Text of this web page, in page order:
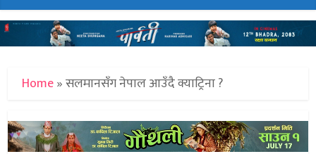
Home»सलमानसँग नेपाल आउँदै क्याट्रिना ?